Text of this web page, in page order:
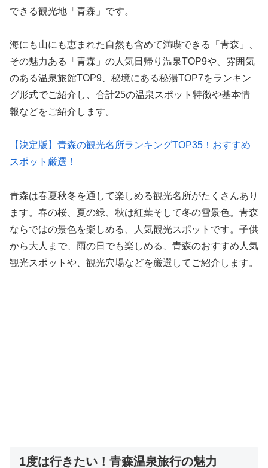
できる観光地「青森」です。
海にも山にも恵まれた自然も含めて満喫できる「青森」、
その魅力ある「青森」の人気日帰り温泉TOP9や、雰囲気
のある温泉旅館TOP9、秘境にある秘湯TOP7をランキン
グ形式でご紹介し、合計25の温泉スポット特徴や基本情
報などをご紹介します。
【決定版】青森の観光名所ランキングTOP35！おすすめ
スポット厳選！
青森は春夏秋冬を通して楽しめる観光名所がたくさんあり
ます。春の桜、夏の緑、秋は紅葉そして冬の雪景色。青森
ならではの景色を楽しめる、人気観光スポットです。子供
から大人まで、雨の日でも楽しめる、青森のおすすめ人気
観光スポットや、観光穴場などを厳選してご紹介します。
1度は行きたい！青森温泉旅行の魅力